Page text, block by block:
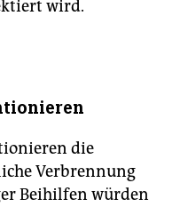
wird.
die
Verbrennung
Beihilfen würden